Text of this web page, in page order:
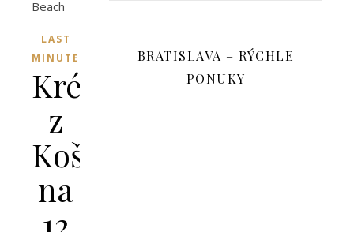
LAST
MINUTE
Kréta
z
Košíc
na
BRATISLAVA – RÝCHLE
PONUKY